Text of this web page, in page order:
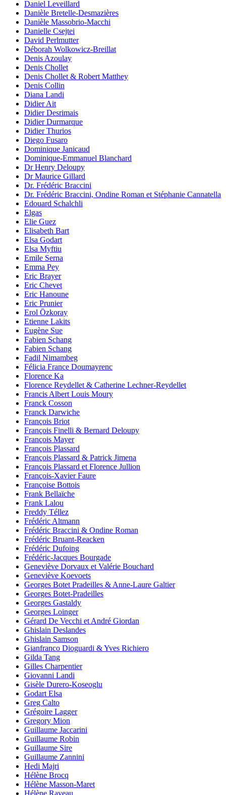
Daniel Leveillard
Danièle Bretelle-Desmazières
Danièle Massobrio-Macchi
Danielle Csejtei
David Perlmutter
Déborah Wolkowicz-Breillat
Denis Azoulay
Denis Chollet
Denis Chollet & Robert Matthey
Denis Collin
Diana Landi
Didier Ait
Didier Desrimais
Didier Durmarque
Didier Thurios
Diego Fusaro
Dominique Janicaud
Dominique-Emmanuel Blanchard
Dr Henry Deloupy
Dr Maurice Gillard
Dr. Frédéric Braccini
Dr. Frédéric Braccini, Ondine Roman et Stéphanie Cannatella
Edouard Schalchli
Elgas
Elie Guez
Elisabeth Bart
Elsa Godart
Elsa Myftiu
Emile Serna
Emma Pey
Eric Brayer
Eric Chevet
Eric Hanoune
Eric Prunier
Erol Özkoray
Etienne Lakits
Eugène Sue
Fabien Schang
Fabien Schang
Fadil Nimambeg
Félicia France Doumayrenc
Florence Ka
Florence Reydellet & Catherine Lechner-Reydellet
Francis Albert Louis Moury
Franck Cosson
Franck Darwiche
François Briot
François Finelli & Bernard Deloupy
François Mayer
François Plassard
François Plassard & Patrick Jimena
François Plassard et Florence Jullion
François-Xavier Faure
Françoise Bottois
Frank Bellaïche
Frank Lalou
Freddy Téllez
Frédéric Altmann
Frédéric Braccini & Ondine Roman
Frédéric Bruant-Reacken
Frédéric Dufoing
Frédéric-Jacques Bourgade
Geneviève Dorvaux et Valérie Bouchard
Geneviève Koevoets
Georges Botet Pradeilles & Anne-Laure Galtier
Georges Botet-Pradeilles
Georges Gastaldy
Georges Loinger
Gérard De Vecchi et André Giordan
Ghislain Deslandes
Ghislain Samson
Gianfranco Dioguardi & Yves Richiero
Gilda Tang
Gilles Charpentier
Giovanni Landi
Gisèle Durero-Koseoglu
Godart Elsa
Greg Calto
Grégoire Lagger
Gregory Mion
Guillaume Jaccarini
Guillaume Robin
Guillaume Sire
Guillaume Zannini
Hedi Majri
Hélène Brocq
Hélène Masson-Maret